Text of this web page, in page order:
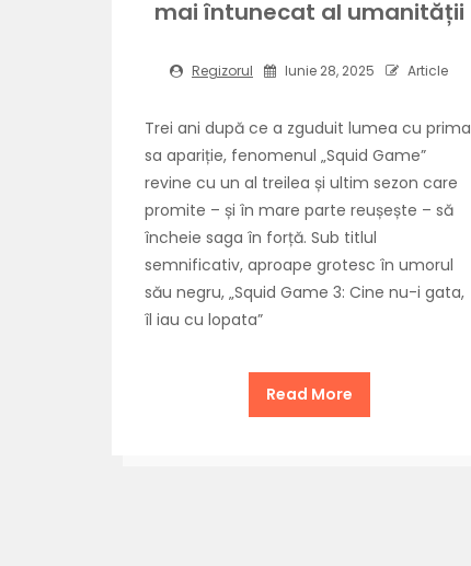
mai întunecat al umanității
Regizorul Iunie 28, 2025 Article
Trei ani după ce a zguduit lumea cu prima
sa apariție, fenomenul „Squid Game”
revine cu un al treilea și ultim sezon care
promite – și în mare parte reușește – să
încheie saga în forță. Sub titlul
semnificativ, aproape grotesc în umorul
său negru, „Squid Game 3: Cine nu-i gata,
îl iau cu lopata”
Read More